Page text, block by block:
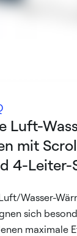
Luft-
mit
4-Leiter-
Wasser-
sich
maximale